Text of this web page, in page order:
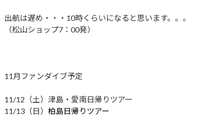
出航は遅め・・・10時くらいになると思います。。。
（松山ショップ7：00発）
11月ファンダイブ予定
11/12（土）津島・愛南日帰りツアー
11/13（日） 柏島日帰りツアー